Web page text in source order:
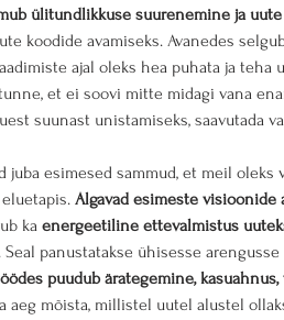
ülitundlikkuse suurenemine ja uute
koodide avamiseks. Avanedes
ajal oleks hea puhata ja
et ei soovi mitte midagi vana
suunast unistamiseks, saavutada
juba esimesed sammud, et meil
Algavad esimeste visioonide
ka energeetiline ettevalmistus
panustatakse ühisesse
puudub ärategemine,
aeg mõista, millistel uutel alustel